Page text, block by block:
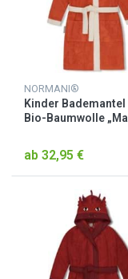
NORMANI®
Kinder Bademantel
Bio-Baumwolle
ab 32,95 €